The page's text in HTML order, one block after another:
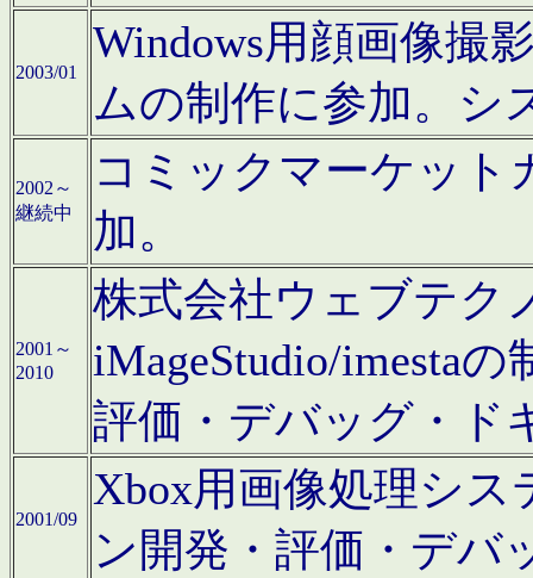
2003/01
Windows用顔画像撮
ムの制作に参加。シ
2002～
継続中
コミックマーケット
加。
2001～
2010
株式会社ウェブテク
iMageStudio/imesta
評価・デバッグ・ド
2001/09
Xbox用画像処理シ
ン開発・評価・デバ